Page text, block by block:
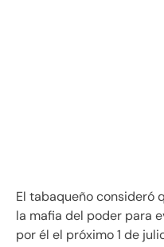
El tabaqueño consideró
la mafia del poder para
por él el próximo 1 de